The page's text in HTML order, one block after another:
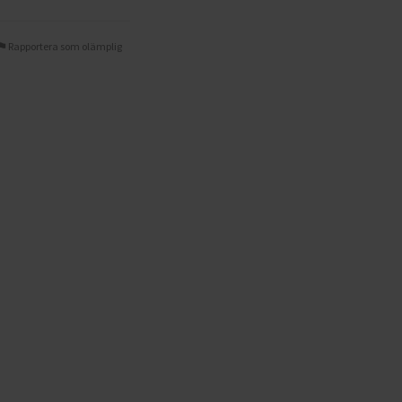
Rapportera som olämplig